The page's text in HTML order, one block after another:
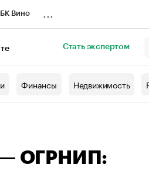
Вино
Стать экспертом
Финансы Недвижимость
— ОГРНИП: